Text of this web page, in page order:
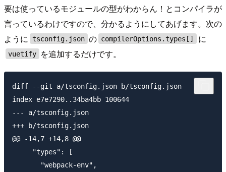
要は使っているモジュールの型がわからん！とコンパイラが
言っているわけですので、分かるようにしてあげます。次の
ように
tsconfig.json の compilerOptions.types[] に
vuetify を追加するだけです。
diff --git a/tsconfig.json b/tsconfig.json
index e7e7290..34ba4bb 100644
--- a/tsconfig.json
+++ b/tsconfig.json
@@ -14,7 +14,8 @@
     "types": [
       "webpack-env",